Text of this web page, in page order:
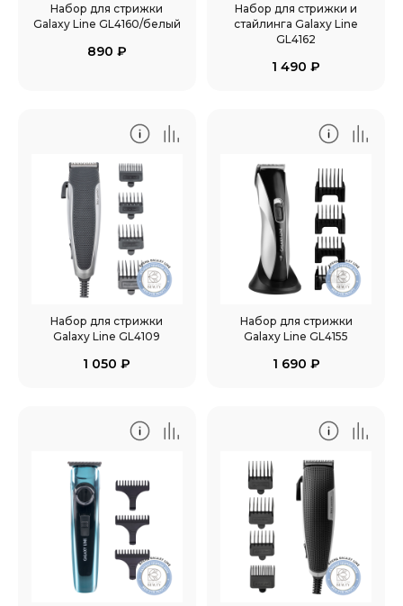
Набор для стрижки
Galaxy Line GL4160/белый
890 ₽
Набор для стрижки и
стайлинга Galaxy Line
GL4162
1 490₽
Набор для стрижки
Galaxy Line GL4109
1 050₽
Набор для стрижки
Galaxy Line GL4155
1 690 ₽